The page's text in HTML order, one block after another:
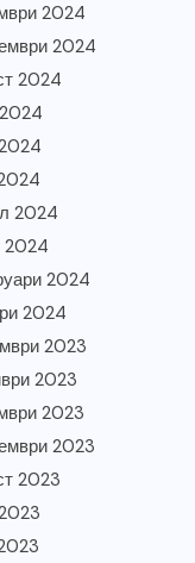
2024
2024
2024
2024
2024
2024
2024
2023
2023
2023
2023
2023